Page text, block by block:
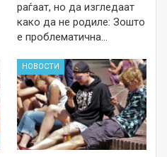
раѓаат, но да изгледаат
како да не родиле: Зошто
е проблематична…
НОВОСТИ